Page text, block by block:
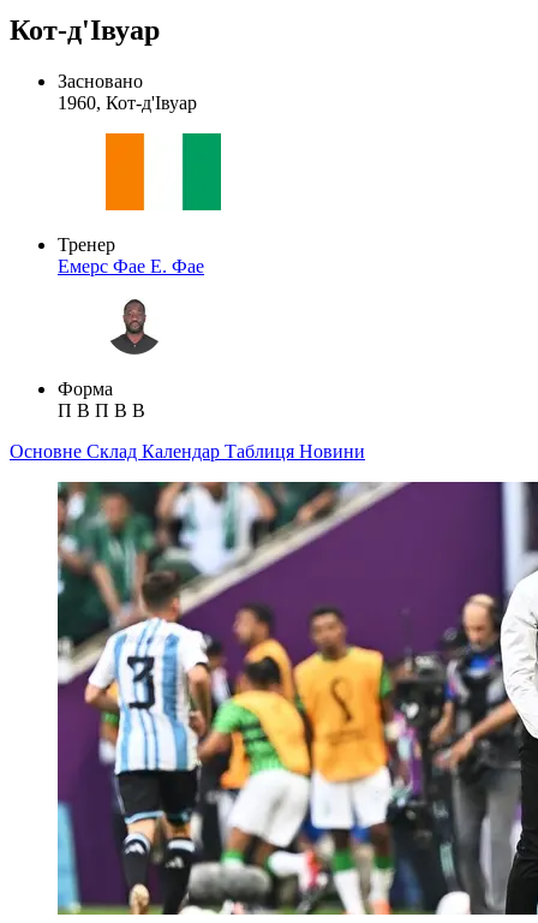
Кот-д'Івуар
Засновано
1960, Кот-д'Івуар
Тренер
Емерс Фае Е. Фае
Форма
П В П В В
Основне Склад Календар Таблиця Новини